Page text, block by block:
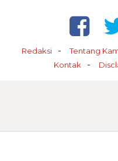
Redaksi Tentang
Kontak